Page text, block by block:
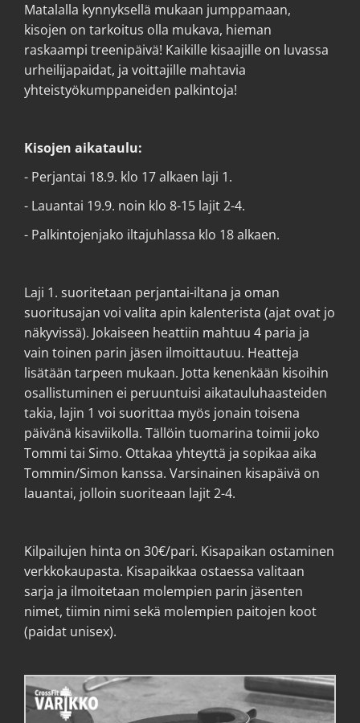
Matalalla kynnyksellä mukaan jumppamaan,
kisojen on tarkoitus olla mukava, hieman
raskaampi treenipäivä! Kaikille kisaajille on luvassa
urheilijapaidat, ja voittajille mahtavia
yhteistyökumppaneiden palkintoja!
Kisojen aikataulu:
- Perjantai 18.9. klo 17 alkaen laji 1.
- Lauantai 19.9. noin klo 8-15 lajit 2-4.
- Palkintojenjako iltajuhlassa klo 18 alkaen.
Laji 1. suoritetaan perjantai-iltana ja oman
suoritusajan voi valita apin kalenterista (ajat ovat jo
näkyvissä). Jokaiseen heattiin mahtuu 4 paria ja
vain toinen parin jäsen ilmoittautuu. Heatteja
lisätään tarpeen mukaan. Jotta kenenkään kisoihin
osallistuminen ei peruuntuisi aikatauluhaasteiden
takia, lajin 1 voi suorittaa myös jonain toisena
päivänä kisaviikolla. Tällöin tuomarina toimii joko
Tommi tai Simo. Ottakaa yhteyttä ja sopikaa aika
Tommin/Simon kanssa. Varsinainen kisapäivä on
lauantai, jolloin suoriteaan lajit 2-4.
Kilpailujen hinta on 30€/pari. Kisapaikan ostaminen
verkkokaupasta. Kisapaikkaa ostaessa valitaan
sarja ja ilmoitetaan molempien parin jäsenten
nimet, tiimin nimi sekä molempien paitojen koot
(paidat unisex).